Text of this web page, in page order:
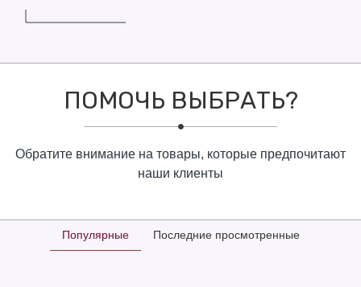
ПОМОЧЬ ВЫБРАТЬ?
Обратите внимание на товары, которые предпочитают
наши клиенты
Популярные Последние просмотренные